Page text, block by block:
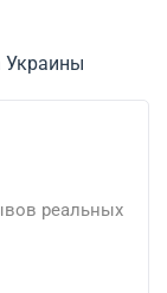
реальных